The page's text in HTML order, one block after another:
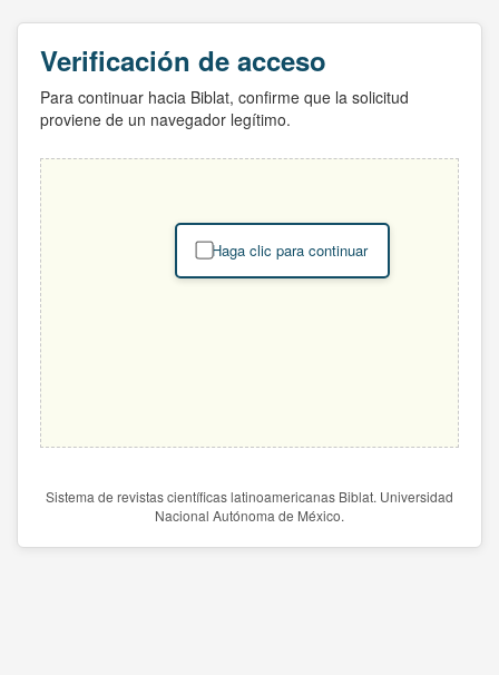
Verificación de acceso
Para continuar hacia Biblat, confirme que la solicitud
proviene de un navegador legítimo.
Haga clic para continuar
Sistema de revistas científicas latinoamericanas Biblat. Universidad
Nacional Autónoma de México.